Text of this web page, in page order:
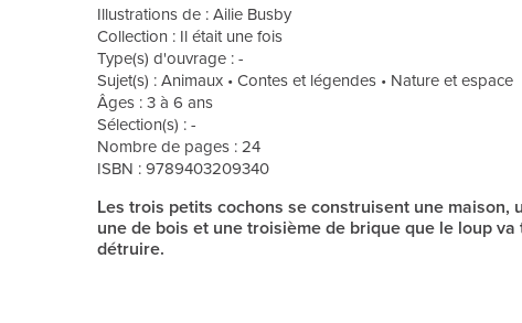
Illustrations de : Ailie Busby
Collection : Il était une fois
Type(s) d'ouvrage : -
Sujet(s) : Animaux • Contes et légendes • Nature et espace
Âges : 3 à 6 ans
Sélection(s) : -
Nombre de pages : 24
ISBN : 9789403209340
Les trois petits cochons se construisent une maison,
une de bois et une troisième de brique que le loup
détruire.